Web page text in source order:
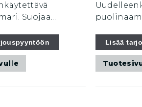
Suojaa...
Lisää